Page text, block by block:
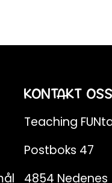
KONTAKT OSS
Teaching
Postboks 47
4854 Nedenes